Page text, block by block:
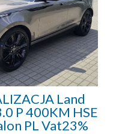
Land
P 400KM HSE
PL Vat23%